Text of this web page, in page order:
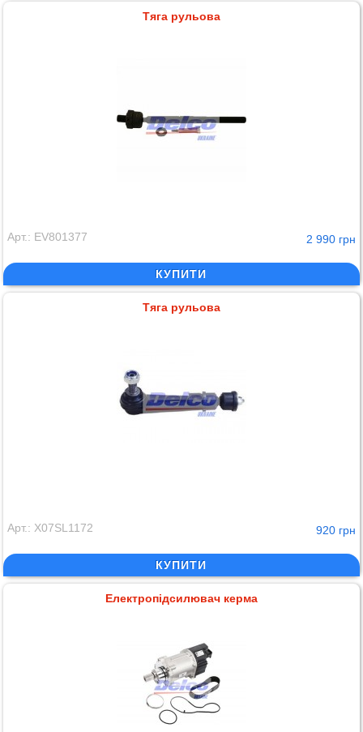
Тяга рульова
Арт.: EV801377 2 990 грн
КУПИТИ
Тяга рульова
Арт.: X07SL1172 920 грн
КУПИТИ
Електропідсилювач керма